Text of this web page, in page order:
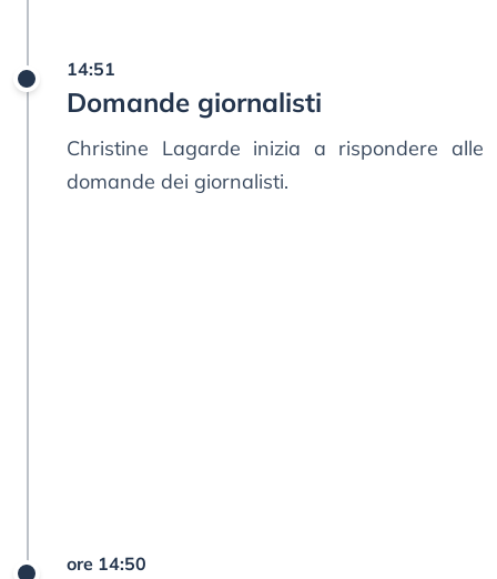
14:51
Domande giornalisti
Christine Lagarde inizia a rispondere alle
domande dei giornalisti.
ore 14:50